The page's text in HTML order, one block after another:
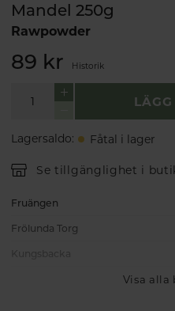
Mandel 250g
Rawpowder
89 kr Historik
Lagersaldo: Fåtal i lager
Se tillgänglighet i
Fruängen
Frölunda Torg
Visa alla